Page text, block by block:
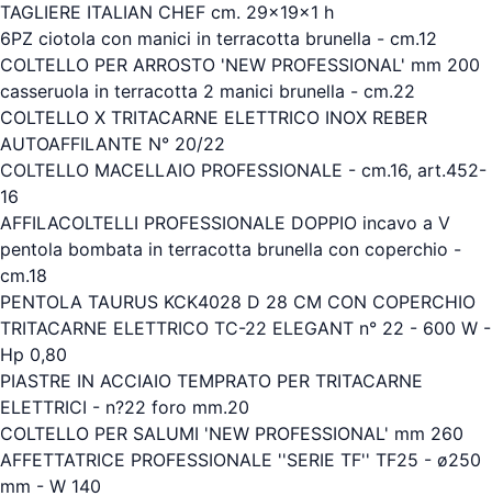
TAGLIERE ITALIAN CHEF cm. 29x19x1 h
6PZ ciotola con manici in terracotta brunella - cm.12
COLTELLO PER ARROSTO 'NEW PROFESSIONAL' mm 200
casseruola in terracotta 2 manici brunella - cm.22
COLTELLO X TRITACARNE ELETTRICO INOX REBER
AUTOAFFILANTE N° 20/22
COLTELLO MACELLAIO PROFESSIONALE - cm.16, art.452-
16
AFFILACOLTELLI PROFESSIONALE DOPPIO incavo a V
pentola bombata in terracotta brunella con coperchio -
cm.18
PENTOLA TAURUS KCK4028 D 28 CM CON COPERCHIO
TRITACARNE ELETTRICO TC-22 ELEGANT n° 22 - 600 W -
Hp 0,80
PIASTRE IN ACCIAIO TEMPRATO PER TRITACARNE
ELETTRICI - n?22 foro mm.20
COLTELLO PER SALUMI 'NEW PROFESSIONAL' mm 260
AFFETTATRICE PROFESSIONALE ''SERIE TF'' TF25 - ø250
mm - W 140